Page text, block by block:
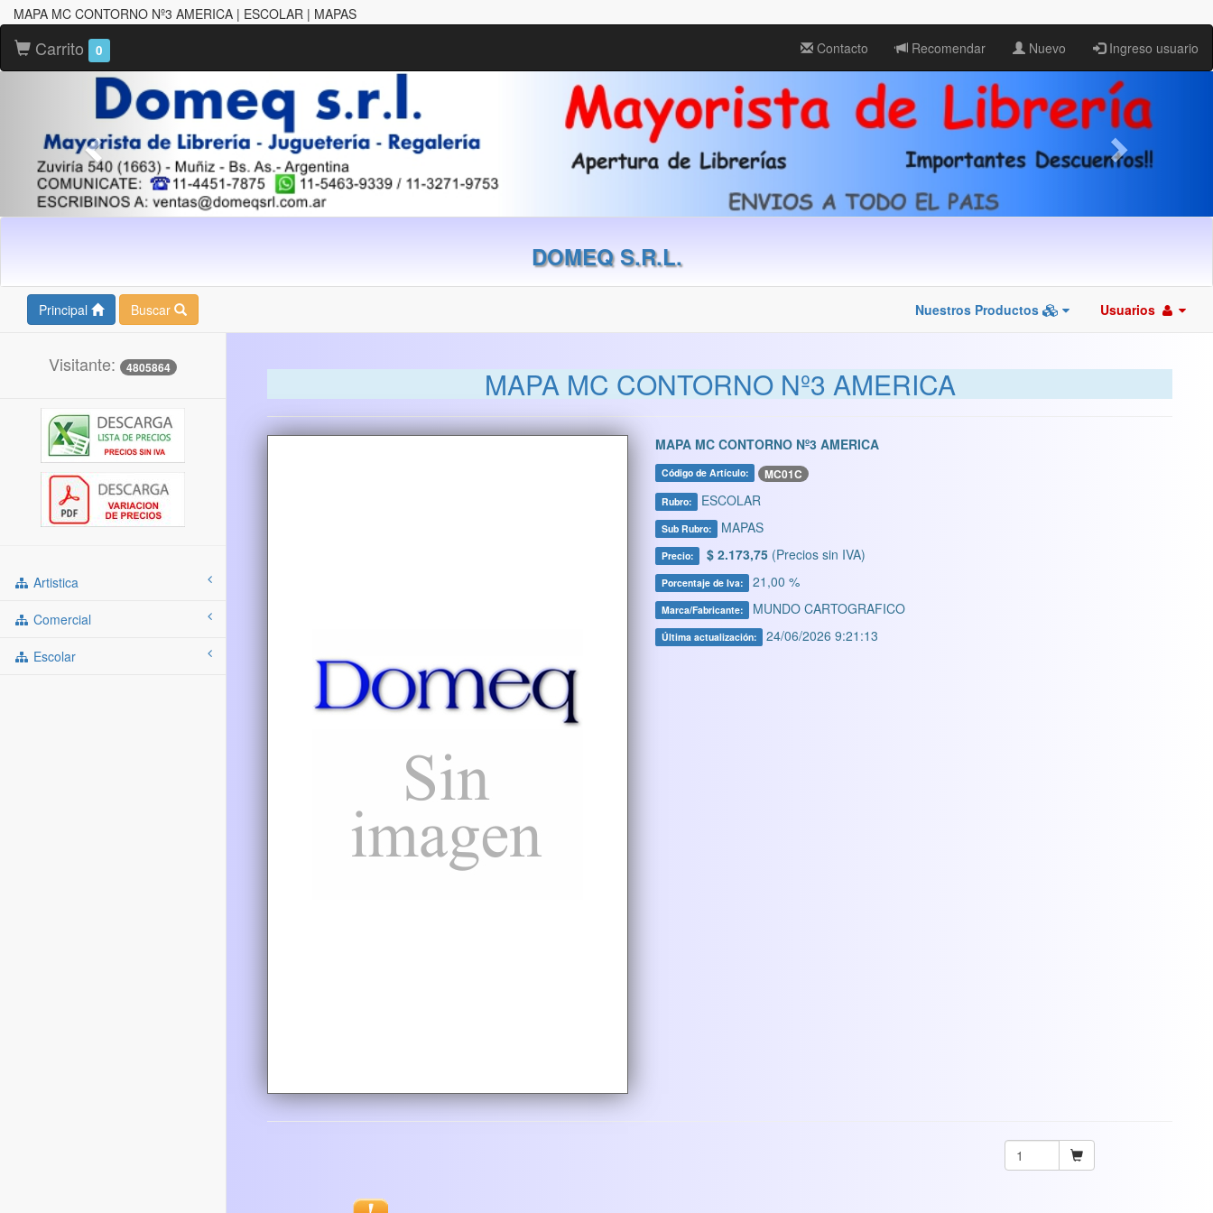
MAPA MC CONTORNO Nº3 AMERICA | ESCOLAR | MAPAS
Carrito 0 Contacto Recomendar Nuevo Ingreso usuario
DOMEQ S.R.L.
Principal Buscar Nuestros Productos Usuarios
Visitante: 4805864
Artistica
Comercial
Escolar
MAPA MC CONTORNO Nº3 AMERICA
MAPA MC CONTORNO Nº3 AMERICA
Código de Artículo: MC01C
Rubro: ESCOLAR
Sub Rubro: MAPAS
Precio: $ 2.173,75 (Precios sin IVA)
Porcentaje de Iva: 21,00 %
Marca/Fabricante: MUNDO CARTOGRAFICO
Última actualización: 24/06/2026 9:21:13